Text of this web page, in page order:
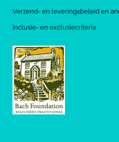
Verzend- en leveringsbeleid en
Inclusie- en exclusiecriteria